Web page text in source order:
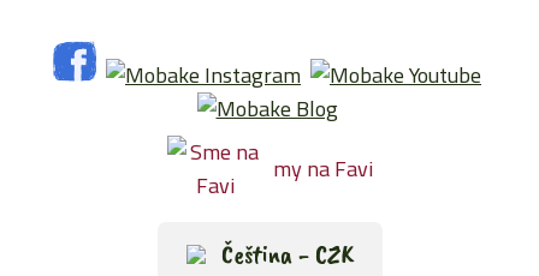
my na Favi
Čeština - CZK